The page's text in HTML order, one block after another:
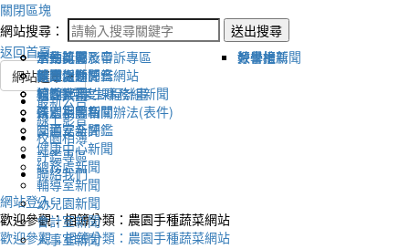
關閉區塊
網站搜尋：
送出搜尋
返回首頁
網站選單
最新公告
宣傳新聞
榮譽榜
教導處新聞
教學組新聞
輔導室-學生事務組新聞
研習相關新聞
圖書室新聞
健康中心新聞
總務處新聞
輔導室新聞
幼兒園新聞
會計室新聞
人事室新聞
線上影音
活動比賽影音
新聞報導影音
校園影音
好書推薦
各處室影音
校園相簿
活動剪影
體育活動
適性社團
評鑑專區
學生獎懲及申訴專區
健康促進評鑑網站
115學年度課程計畫
性別平等相關辦法(表件)
交通安全評鑑
聯絡我們
網站登入
歡迎參觀：相簿分類：農園手種蔬菜網站
歡迎參觀：相簿分類：農園手種蔬菜網站